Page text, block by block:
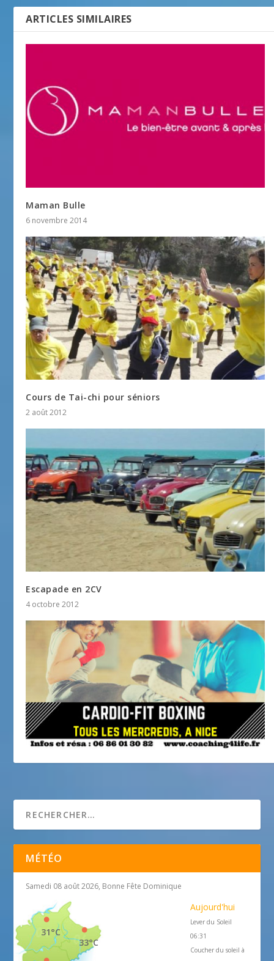
ARTICLES SIMILAIRES
Maman Bulle
6 novembre 2014
Cours de Tai-chi pour séniors
2 août 2012
Escapade en 2CV
4 octobre 2012
MÉTÉO
Samedi 08 août 2026, Bonne Fête Dominique
33°C
31°C
Aujourd'hui
Lever du Soleil
06:31
Coucher du soleil à